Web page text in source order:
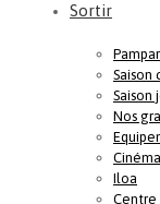
Sortir
Saison
Saison
Nos
Iloa
Centre